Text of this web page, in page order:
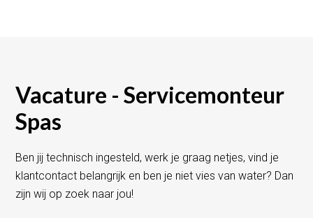
Vacature - Servicemonteur
Spas
Ben jij technisch ingesteld, werk je graag netjes, vind je
klantcontact belangrijk en ben je niet vies van water? Dan
zijn wij op zoek naar jou!